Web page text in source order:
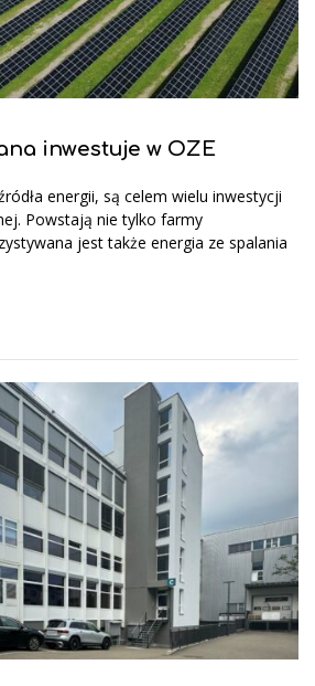
inwestuje w OZE
energii, są celem wielu inwestycji
Powstają nie tylko farmy
jest także energia ze spalania